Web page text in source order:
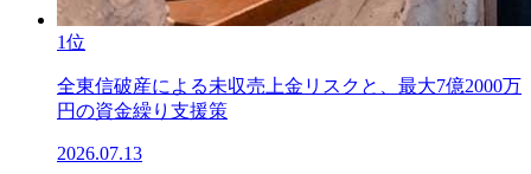
1位
全東信破産による未収売上金リスクと、最大7億2000万
円の資金繰り支援策
2026.07.13